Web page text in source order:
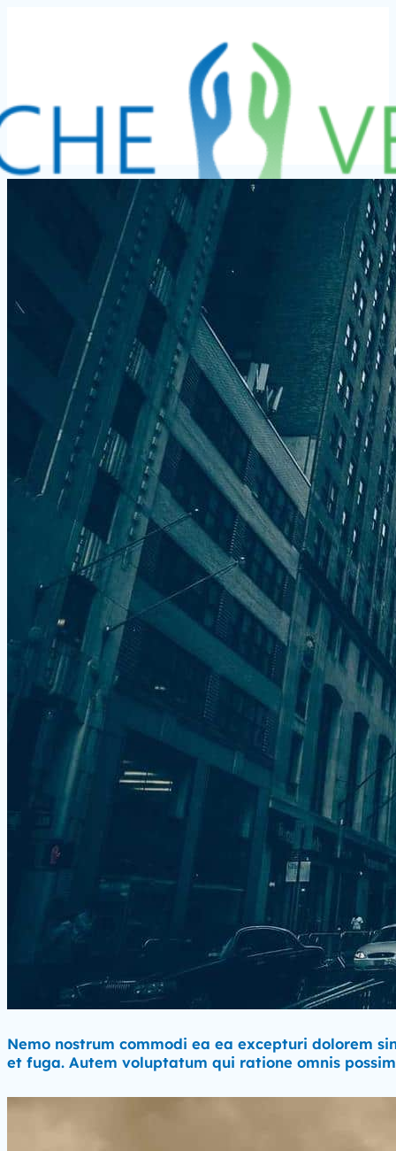
Nemo nostrum commodi ea ea excepturi dolorem
et fuga. Autem voluptatum qui ratione omnis